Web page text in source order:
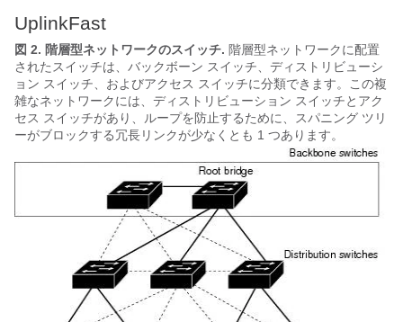
UplinkFast
図 2. 階層型ネットワークのスイッチ. 階層型ネットワークに配置
されたスイッチは、バックボーン スイッチ、ディストリビューシ
ョン スイッチ、およびアクセス スイッチに分類できます。この複
雑なネットワークには、ディストリビューション スイッチとアク
セス スイッチがあり、ループを防止するために、スパニング ツリ
ーがブロックする冗長リンクが少なくとも 1 つあります。